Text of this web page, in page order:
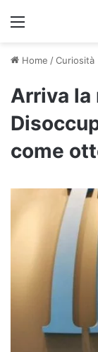
Menu
Home /Curiosità
Arriva la
come